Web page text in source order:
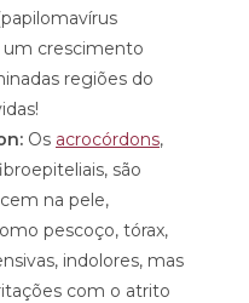
um crescimento
regiões do
Os acrocórdons,
são
na pele,
pescoço, tórax,
indolores, mas
com o atrito